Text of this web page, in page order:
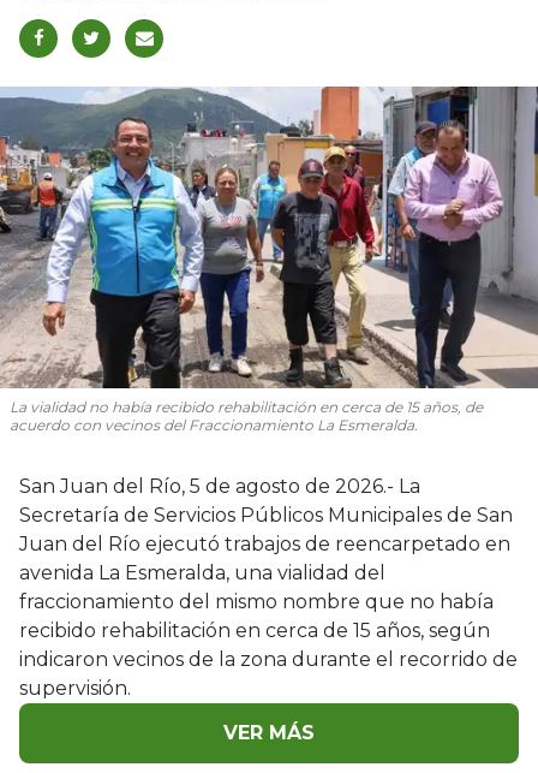
La vialidad no había recibido rehabilitación en cerca de 15 años, de
acuerdo con vecinos del Fraccionamiento La Esmeralda.
San Juan del Río, 5 de agosto de 2026.- La
Secretaría de Servicios Públicos Municipales de San
Juan del Río ejecutó trabajos de reencarpetado en
avenida La Esmeralda, una vialidad del
fraccionamiento del mismo nombre que no había
recibido rehabilitación en cerca de 15 años, según
indicaron vecinos de la zona durante el recorrido de
supervisión.
VER MÁS